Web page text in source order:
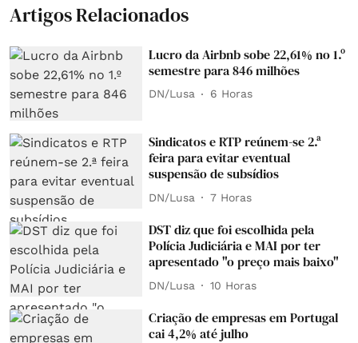
Artigos Relacionados
Lucro da Airbnb sobe 22,61% no 1.º
semestre para 846 milhões
DN/Lusa 6 Horas
Sindicatos e RTP reúnem-se 2.ª
feira para evitar eventual
suspensão de subsídios
DN/Lusa 7 Horas
DST diz que foi escolhida pela
Polícia Judiciária e MAI por ter
apresentado "o preço mais baixo"
DN/Lusa 10 Horas
Criação de empresas em Portugal
cai 4,2% até julho